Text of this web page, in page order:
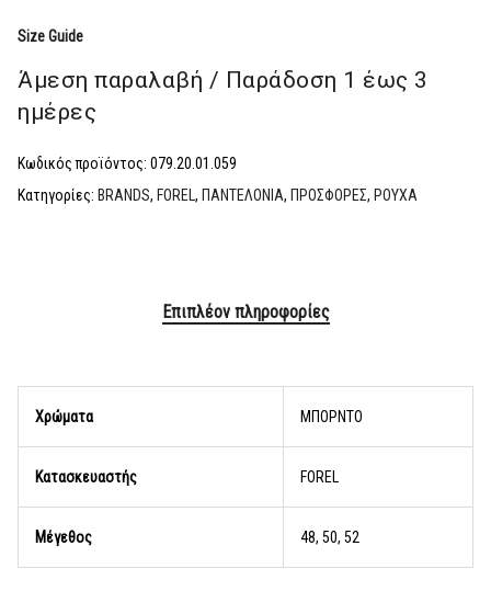
Size Guide
Άμεση παραλαβή / Παράδoση 1 έως 3
ημέρες
Κωδικός προϊόντος: 079.20.01.059
Κατηγορίες: BRANDS, FOREL , ΠΑΝΤΕΛΟΝΙΑ, ΠΡΟΣΦΟΡΕΣ, ΡΟΥΧΑ
Επιπλέον πληροφορίες
Χρώματα ΜΠΟΡΝΤΟ
Κατασκευαστής FOREL
Μέγεθος 48, 50, 52